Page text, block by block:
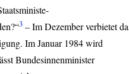
3 – Im Dezember verbietet
Im Januar 1984 wird
Bundesinnenminister